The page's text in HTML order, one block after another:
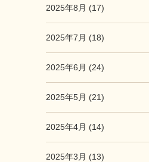
2025年8月 (17)
2025年7月 (18)
2025年6月 (24)
2025年5月 (21)
2025年4月 (14)
2025年3月 (13)